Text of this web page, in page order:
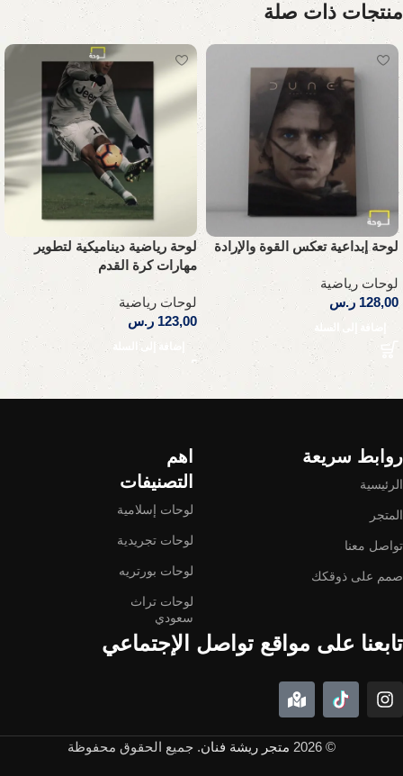
منتجات ذات صلة
لوحة إبداعية تعكس القوة والإرادة
لوحات رياضية
128,00 ر.س
إضافة إلى السلة
لوحة رياضية ديناميكية لتطوير
مهارات كرة القدم
لوحات رياضية
123,00 ر.س
إضافة إلى السلة
Read More
روابط سريعة
الرئيسية
المتجر
تواصل معنا
صمم على ذوقكك
اهم
التصنيفات
لوحات إسلامية
لوحات تجريدية
لوحات بورتريه
لوحات تراث
سعودي
تابعنا على مواقع تواصل الإجتماعي
© 2026 متجر ريشة فنان. جميع الحقوق محفوظة